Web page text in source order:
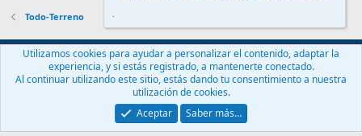
Todo-Terreno
Español (ES)
Contáctanos
Términos y reglas Política de privacidad
Ayuda
Community platform by XenForo® © 2010-2024 XenForo Ltd.
.
Utilizamos cookies para ayudar a personalizar el contenido, adaptar la
experiencia, y si estás registrado, a mantenerte conectado.
Al continuar utilizando este sitio, estás dando tu consentimiento a nuestra
utilización de cookies.
Aceptar
Saber más…